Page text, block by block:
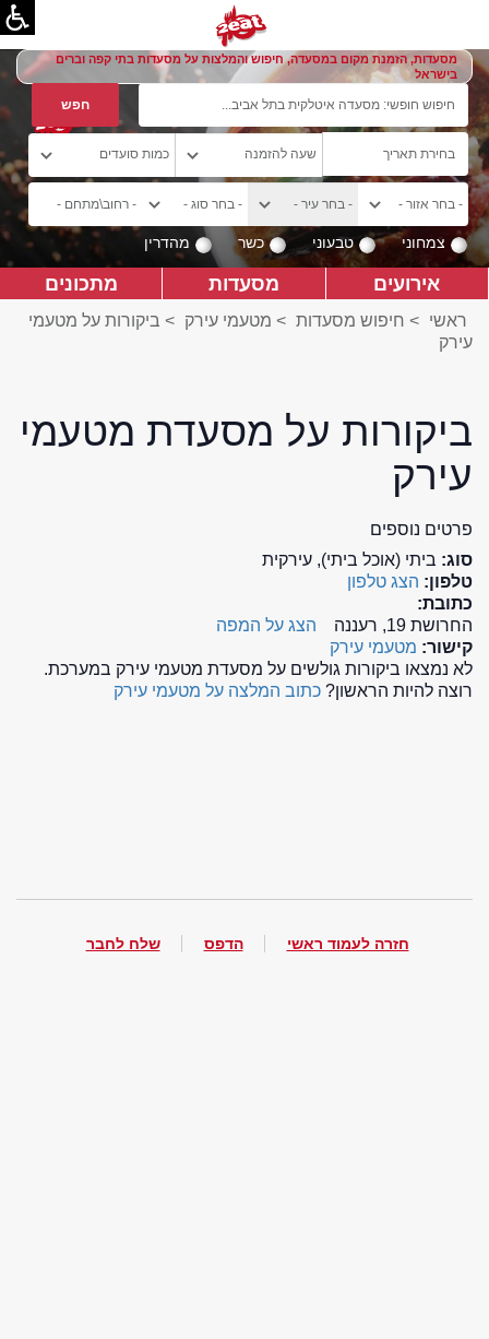
מסעדות, הזמנת מקום במסעדה, חיפוש והמלצות על מסעדות בתי קפה וברים
בישראל
צמחוני טבעוני כשר מהדרין
אירועים מסעדות מתכונים
ראשי > חיפוש מסעדות > מטעמי עירק > ביקורות על מטעמי
עירק
ביקורות על מסעדת מטעמי
עירק
פרטים נוספים
סוג: ביתי (אוכל ביתי), עירקית
טלפון: הצג טלפון
כתובת:
החרושת 19, רעננה
הצג על המפה
קישור: מטעמי עירק
לא נמצאו ביקורות גולשים על מסעדת מטעמי עירק במערכת.
רוצה להיות הראשון? כתוב המלצה על מטעמי עירק
חזרה לעמוד ראשי הדפס שלח לחבר